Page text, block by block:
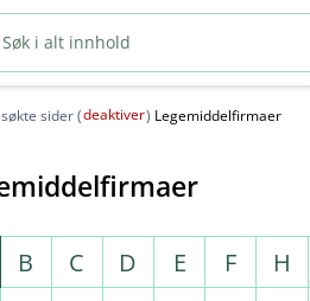
sider (deaktiver) Legemiddelfirmaer
B C D E F H